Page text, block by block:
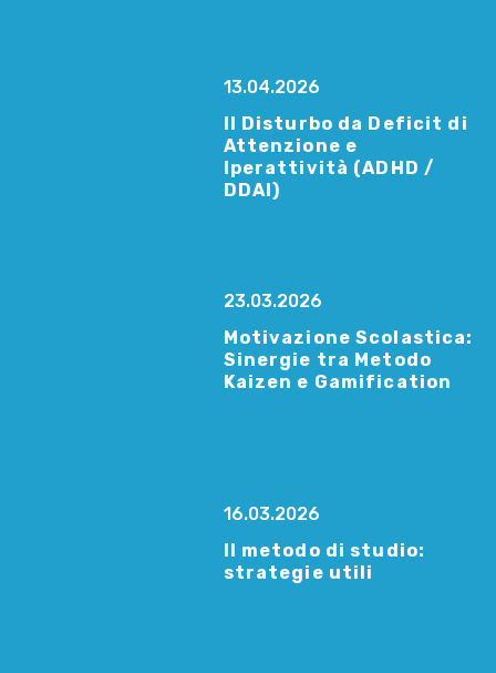
13.04.2026
Il Disturbo da Deficit di
Attenzione e
Iperattività (ADHD /
DDAI)
23.03.2026
Motivazione Scolastica:
Sinergie tra Metodo
Kaizen e Gamification
16.03.2026
Il metodo di studio:
strategie utili